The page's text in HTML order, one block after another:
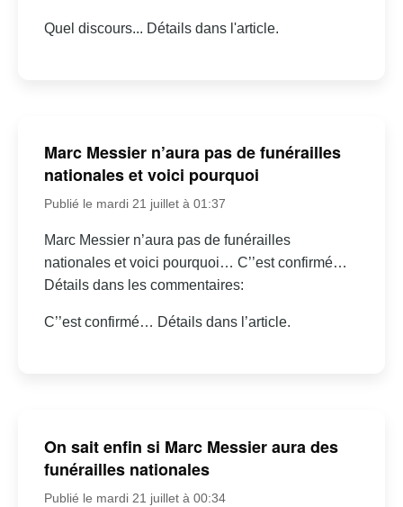
Quel discours... Détails dans l'article.
Marc Messier n’aura pas de funérailles
nationales et voici pourquoi
Publié le mardi 21 juillet à 01:37
Marc Messier n’aura pas de funérailles
nationales et voici pourquoi… C’’est confirmé…
Détails dans les commentaires:
C’’est confirmé… Détails dans l’article.
On sait enfin si Marc Messier aura des
funérailles nationales
Publié le mardi 21 juillet à 00:34